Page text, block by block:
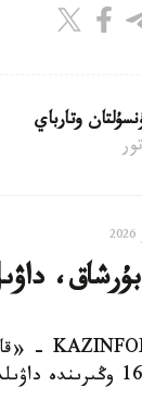
وتارباي
اۋا رايىنا بايلانىستى